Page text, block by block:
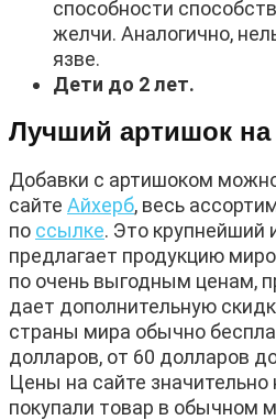
способности
желчи. Аналогично,
язве.
Дети до 2 лет.
Лучший артишок на
Добавки с артишоком
сайте Айхерб, весь
по ссылке. Это крупнейший
предлагает продукцию
по очень выгодным ценам,
дает дополнительную
страны мира обычно
долларов, от 60 долларов
Цены на сайте
покупали товар в обычном